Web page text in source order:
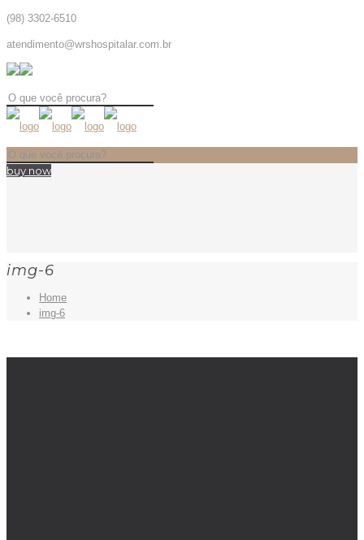
(98) 3302-6510
atendimento@wrshospitalar.com.br
buy now
img-6
Home
img-6